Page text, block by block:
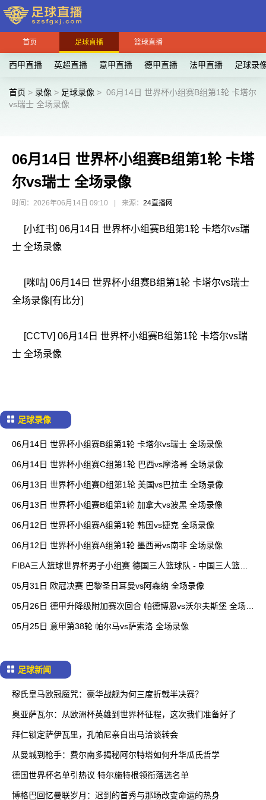
首页 足球直播 篮球直播
西甲直播 英超直播 意甲直播 德甲直播 法甲直播 足球录
首页 > 录像 > 足球录像 > 06月14日 世界杯小组赛B组第1轮 卡塔尔
vs瑞士 全场录像
06月14日 世界杯小组赛B组第1轮 卡塔
尔vs瑞士 全场录像
时间：2026年06月14日 09:10 来源： 24直播网
[小红书] 06月14日 世界杯小组赛B组第1轮 卡塔尔vs瑞
士 全场录像
[咪咕] 06月14日 世界杯小组赛B组第1轮 卡塔尔vs瑞士
全场录像[有比分]
[CCTV] 06月14日 世界杯小组赛B组第1轮 卡塔尔vs瑞
士 全场录像
足球录像
06月14日 世界杯小组赛B组第1轮 卡塔尔vs瑞士 全场录像
06月14日 世界杯小组赛C组第1轮 巴西vs摩洛哥 全场录像
06月13日 世界杯小组赛D组第1轮 美国vs巴拉圭 全场录像
06月13日 世界杯小组赛B组第1轮 加拿大vs波黑 全场录像
06月12日 世界杯小组赛A组第1轮 韩国vs捷克 全场录像
06月12日 世界杯小组赛A组第1轮 墨西哥vs南非 全场录像
FIBA三人篮球世界杯男子小组赛 德国三人篮球队 - 中国三人篮球
05月31日 欧冠决赛 巴黎圣日耳曼vs阿森纳 全场录像
05月26日 德甲升降级附加赛次回合 帕德博恩vs沃尔夫斯堡 全场录
05月25日 意甲第38轮 帕尔马vs萨索洛 全场录像
足球新闻
穆氏皇马欧冠魔咒：豪华战舰为何三度折戟半决赛？
奥亚萨瓦尔：从欧洲杯英雄到世界杯征程，这次我们准备好了
拜仁锁定萨伊瓦里，孔帕尼亲自出马洽谈转会
从曼城到枪手：费尔南多揭秘阿尔特塔如何升华瓜氏哲学
德国世界杯名单引热议 特尔施特根领衔落选名单
博格巴回忆曼联岁月：迟到的首秀与那场改变命运的热身